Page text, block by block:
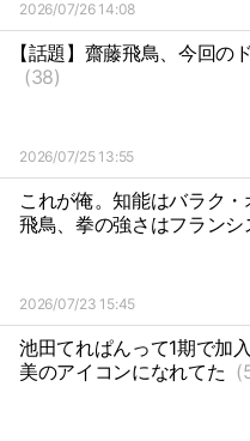
2026/07/26 14:08
【話題】齋藤飛鳥、今回の
(38)
2026/07/25 13:55
これが俺。知能はバラク
飛鳥、拳の強さはフランシ
2026/07/23 15:45
池田てれぱんって1期で加
美のアイコンになれてた